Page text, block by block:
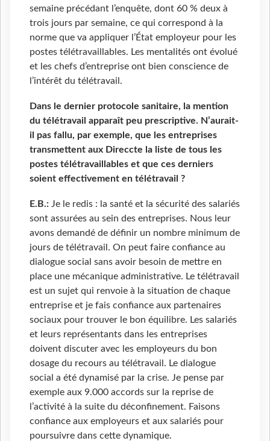
semaine précédant l’enquête, dont 60 % deux à
trois jours par semaine, ce qui correspond à la
norme que va appliquer l’État employeur pour les
postes télétravaillables. Les mentalités ont évolué
et les chefs d’entreprise ont bien conscience de
l’intérêt du télétravail.
Dans le dernier protocole sanitaire, la mention
du télétravail apparaît peu prescriptive. N’aurait-
il pas fallu, par exemple, que les entreprises
transmettent aux Direccte la liste de tous les
postes télétravaillables et que ces derniers
soient effectivement en télétravail ?
E.B.: Je le redis : la santé et la sécurité des salariés
sont assurées au sein des entreprises. Nous leur
avons demandé de définir un nombre minimum de
jours de télétravail. On peut faire confiance au
dialogue social sans avoir besoin de mettre en
place une mécanique administrative. Le télétravail
est un sujet qui renvoie à la situation de chaque
entreprise et je fais confiance aux partenaires
sociaux pour trouver le bon équilibre. Les salariés
et leurs représentants dans les entreprises
doivent discuter avec les employeurs du bon
dosage du recours au télétravail. Le dialogue
social a été dynamisé par la crise. Je pense par
exemple aux 9.000 accords sur la reprise de
l’activité à la suite du déconfinement. Faisons
confiance aux employeurs et aux salariés pour
poursuivre dans cette dynamique.